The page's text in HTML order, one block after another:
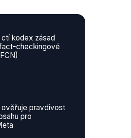
kodex zásad
checkingové
pravdivost
pro